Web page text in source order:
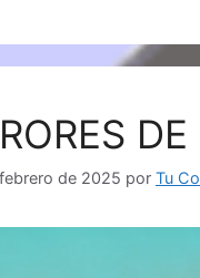
de 2025 por Tu